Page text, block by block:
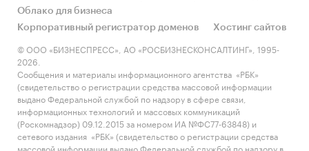
Облако для бизнеса
Корпоративный регистратор доменов
Хостинг сайтов
© ООО «БИЗНЕСПРЕСС», АО «РОСБИЗНЕСКОНСАЛТИНГ», 1995-
2026.
Сообщения и материалы информационного агентства «РБК»
(свидетельство о регистрации средства массовой информации
выдано Федеральной службой по надзору в сфере связи,
информационных технологий и массовых коммуникаций
(Роскомнадзор) 09.12.2015 за номером ИА №ФС77-63848) и
сетевого издания «РБК» (свидетельство о регистрации средства
массовой информации выдано Федеральной службой по надзору в